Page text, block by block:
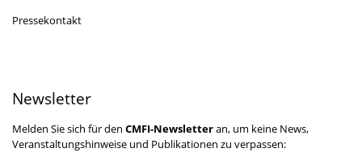
Pressekontakt
Newsletter
Melden Sie sich für den CMFI-Newsletteran, um keine News,
Veranstaltungshinweise und Publikationen zu verpassen: